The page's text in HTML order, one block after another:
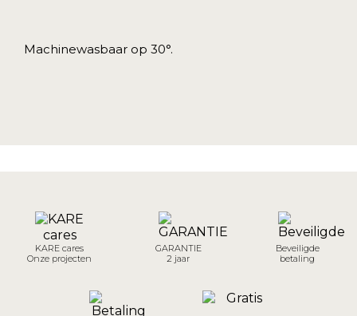
Machinewasbaar op 30°.
KARE cares
Onze projecten
GARANTIE
2 jaar
Beveiligde
betaling